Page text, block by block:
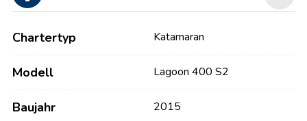
Chartertyp Katamaran
Modell Lagoon 400 S2
Baujahr 2015